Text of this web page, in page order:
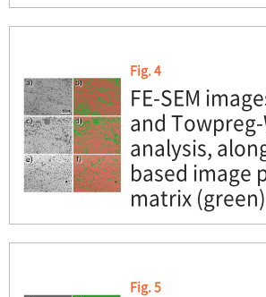
Fig. 4
FE-SEM
and
analysis,
based image
matrix
Fig. 5